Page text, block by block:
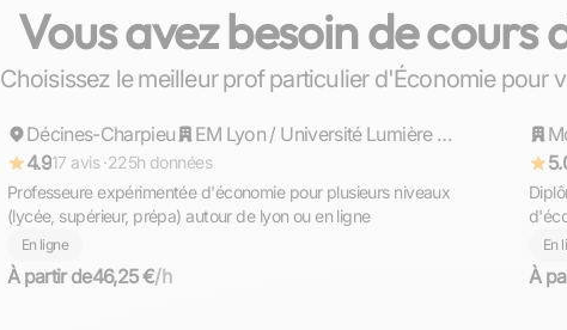
Vous avez besoin de cours
Choisissez le meilleur prof particulier d'Économie pour
Répond rapidement
Cécile
Décines-Charpieu
EM Lyon / Université Lumière Lyon II
4.917 avis ·225h données
Professeure expérimentée d'économie pour plusieurs niveaux
(lycée, supérieur, prépa) autour de lyon ou en ligne
En ligne
À partir de46,25 €/h
En
À